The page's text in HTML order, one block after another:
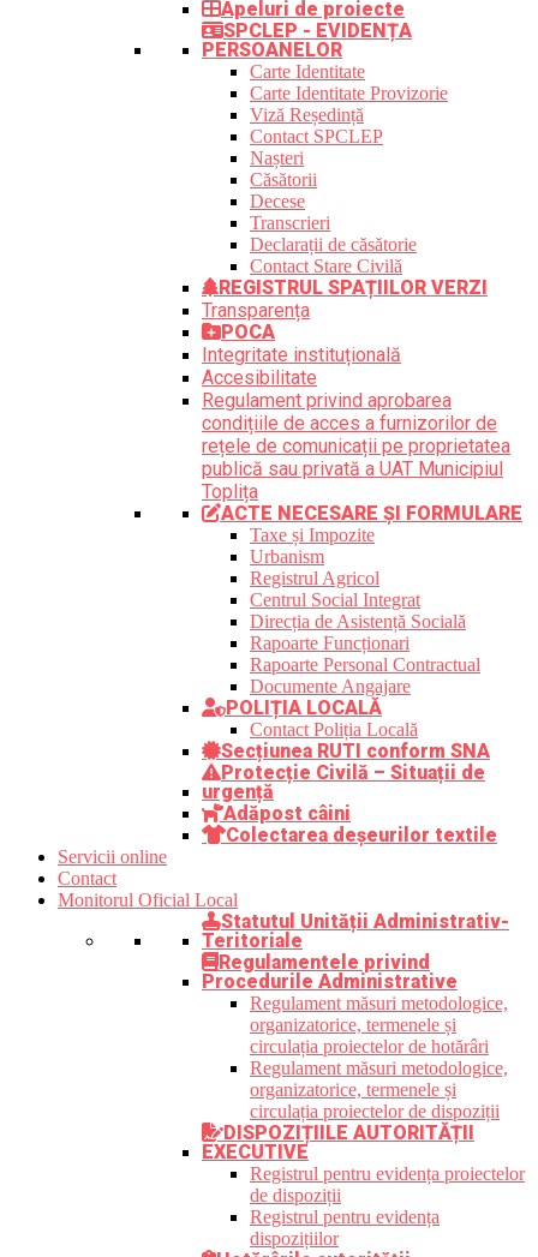
Apeluri de proiecte
SPCLEP - EVIDENȚA
PERSOANELOR
Carte Identitate
Carte Identitate Provizorie
Viză Reședință
Contact SPCLEP
Nașteri
Căsătorii
Decese
Transcrieri
Declarații de căsătorie
Contact Stare Civilă
REGISTRUL SPAȚIILOR VERZI
Transparența
POCA
Integritate instituțională
Accesibilitate
Regulament privind aprobarea
condițiile de acces a furnizorilor de
rețele de comunicații pe proprietatea
publică sau privată a UAT Municipiul
Toplița
ACTE NECESARE ȘI FORMULARE
Taxe și Impozite
Urbanism
Registrul Agricol
Centrul Social Integrat
Direcția de Asistență Socială
Rapoarte Funcționari
Rapoarte Personal Contractual
Documente Angajare
POLIȚIA LOCALĂ
Contact Poliția Locală
Secțiunea RUTI conform SNA
Protecție Civilă – Situații de
urgență
Adăpost câini
Colectarea deșeurilor textile
Servicii online
Contact
Monitorul Oficial Local
Statutul Unității Administrativ-
Teritoriale
Regulamentele privind
Procedurile Administrative
Regulament măsuri metodologice,
organizatorice, termenele și
circulația proiectelor de hotărâri
Regulament măsuri metodologice,
organizatorice, termenele și
circulația proiectelor de dispoziții
DISPOZIȚIILE AUTORITĂȚII
EXECUTIVE
Registrul pentru evidența proiectelor
de dispoziții
Registrul pentru evidența
dispozițiilor